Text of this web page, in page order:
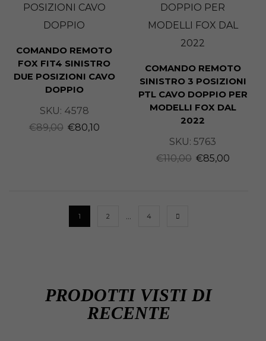
COMANDO REMOTO
FOX FIT4 SINISTRO
DUE POSIZIONI CAVO
DOPPIO
SKU: 4578
€89,00 €80,10
COMANDO REMOTO
SINISTRO 3 POSIZIONI
PTL CAVO DOPPIO PER
MODELLI FOX DAL
2022
SKU:5763
€110,00 €85,00
1 2 … 4
PRODOTTI VISTI DI
RECENTE